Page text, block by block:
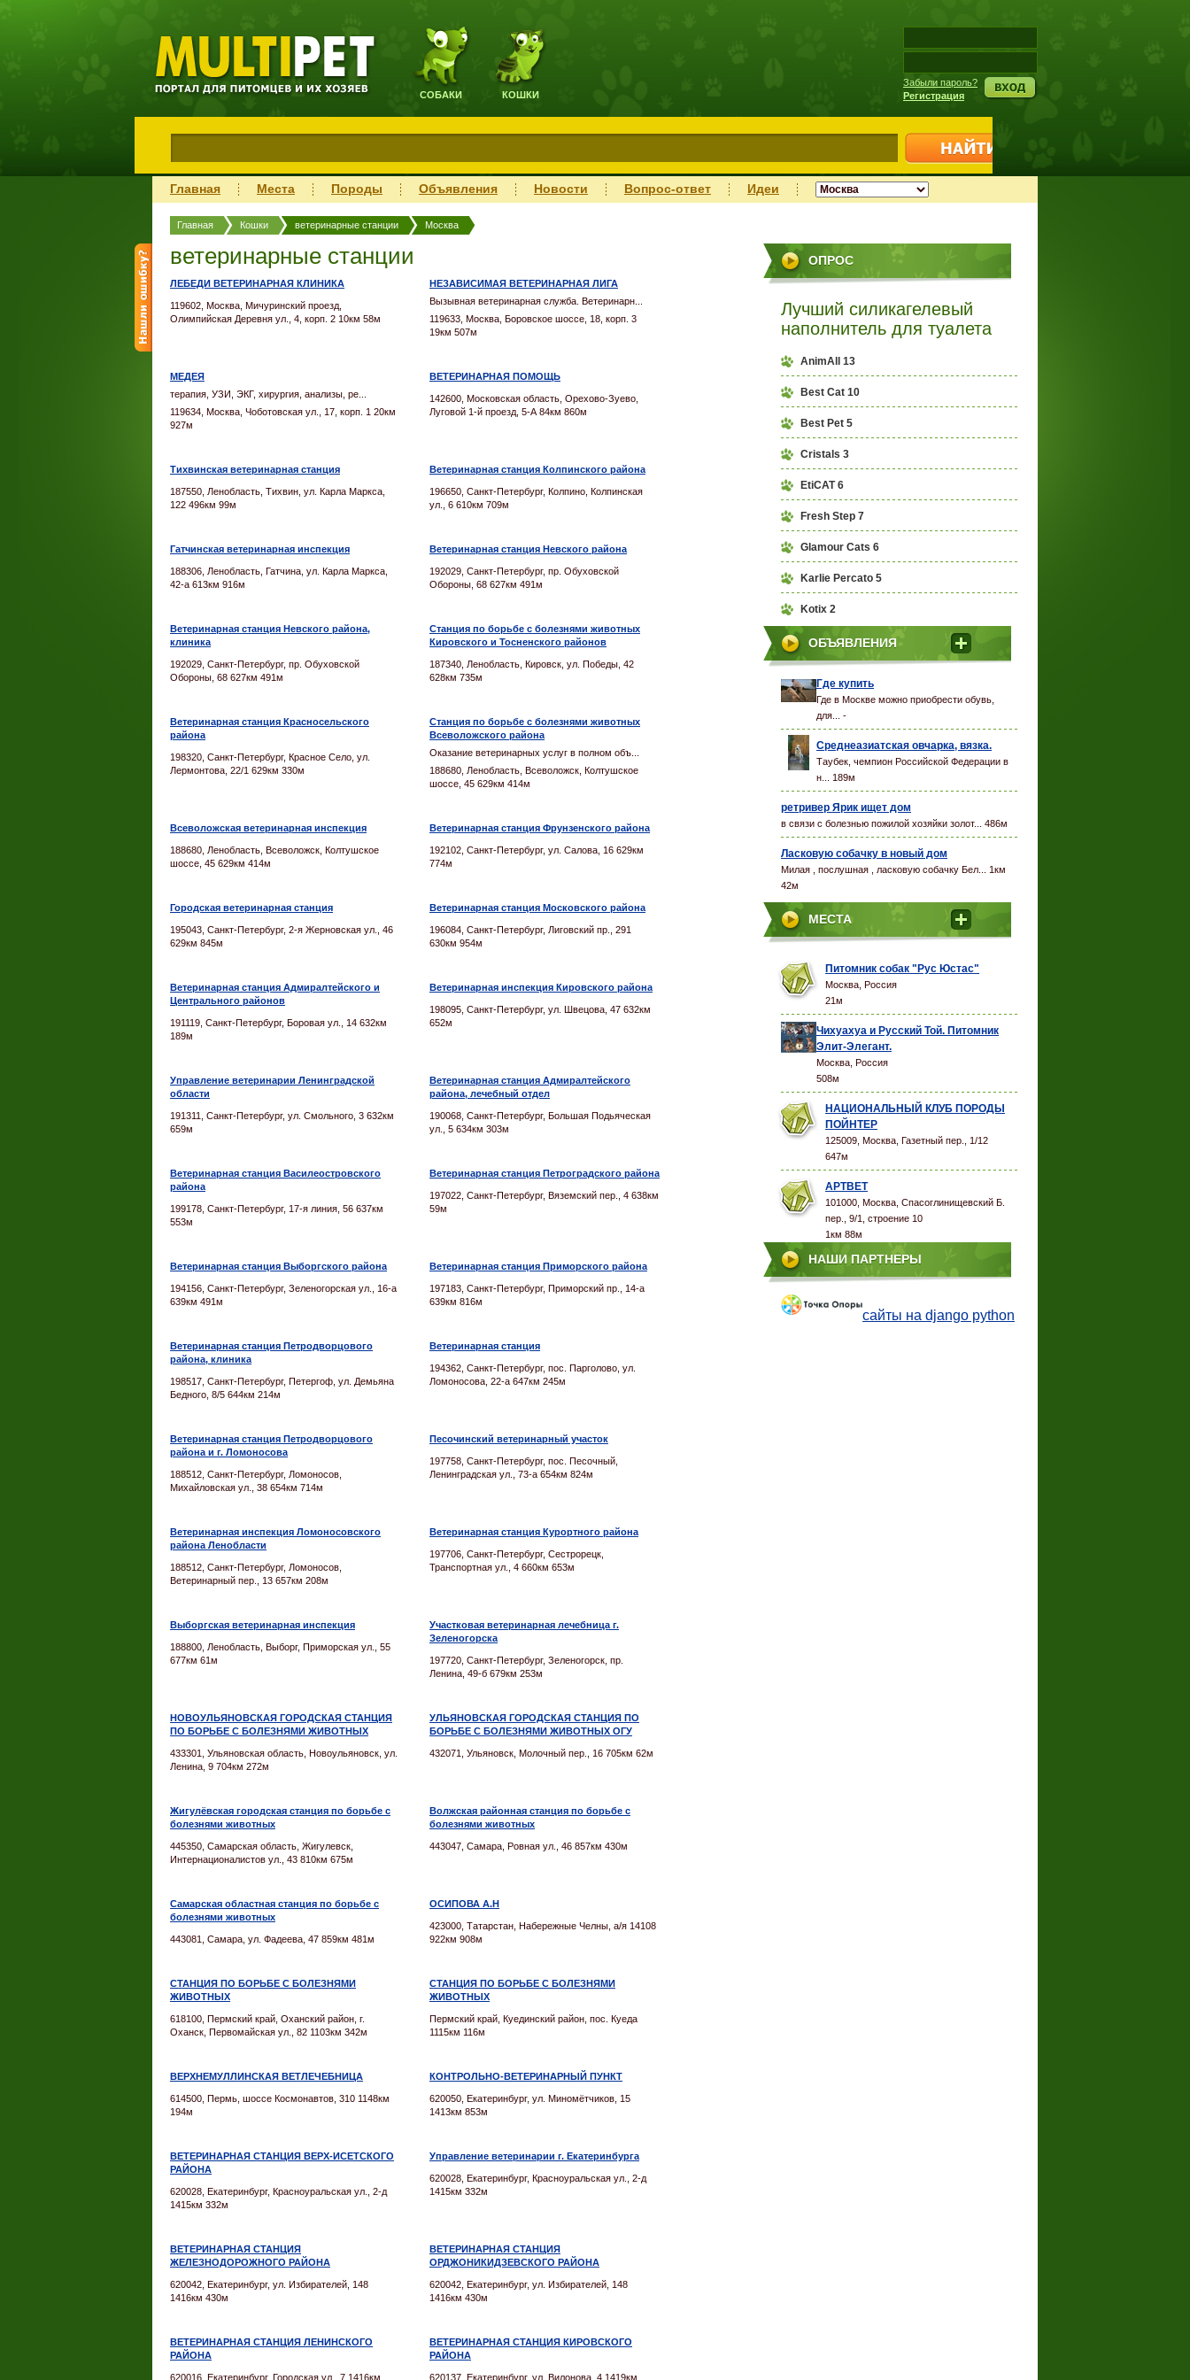
СОБАКИ КОШКИ
Забыли пароль?
Регистрация
Главная Места Породы Объявления Новости Вопрос-ответ Идеи
Главная Кошки ветеринарные станции Москва
ветеринарные станции
ЛЕБЕДИ ВЕТЕРИНАРНАЯ КЛИНИКА
119602, Москва, Мичуринский проезд,
Олимпийская Деревня ул., 4, корп. 2 10км 58м
НЕЗАВИСИМАЯ ВЕТЕРИНАРНАЯ ЛИГА
Вызывная ветеринарная служба. Ветеринарн...
119633, Москва, Боровское шоссе, 18, корп. 3
19км 507м
МЕДЕЯ
терапия, УЗИ, ЭКГ, хирургия, анализы, ре...
119634, Москва, Чоботовская ул., 17, корп. 1 20км
927м
ВЕТЕРИНАРНАЯ ПОМОЩЬ
142600, Московская область, Орехово-Зуево,
Луговой 1-й проезд, 5-А 84км 860м
Тихвинская ветеринарная станция
187550, Ленобласть, Тихвин, ул. Карла Маркса,
122 496км 99м
Ветеринарная станция Колпинского района
196650, Санкт-Петербург, Колпино, Колпинская
ул., 6 610км 709м
Гатчинская ветеринарная инспекция
188306, Ленобласть, Гатчина, ул. Карла Маркса,
42-а 613км 916м
Ветеринарная станция Невского района
192029, Санкт-Петербург, пр. Обуховской
Обороны, 68 627км 491м
Ветеринарная станция Невского района,
клиника
192029, Санкт-Петербург, пр. Обуховской
Обороны, 68 627км 491м
Станция по борьбе с болезнями животных
Кировского и Тосненского районов
187340, Ленобласть, Кировск, ул. Победы, 42
628км 735м
Ветеринарная станция Красносельского
района
198320, Санкт-Петербург, Красное Село, ул.
Лермонтова, 22/1 629км 330м
Станция по борьбе с болезнями животных
Всеволожского района
Оказание ветеринарных услуг в полном объ...
188680, Ленобласть, Всеволожск, Колтушское
шоссе, 45 629км 414м
Всеволожская ветеринарная инспекция
188680, Ленобласть, Всеволожск, Колтушское
шоссе, 45 629км 414м
Ветеринарная станция Фрунзенского района
192102, Санкт-Петербург, ул. Салова, 16 629км
774м
Городская ветеринарная станция
195043, Санкт-Петербург, 2-я Жерновская ул., 46
629км 845м
Ветеринарная станция Московского района
196084, Санкт-Петербург, Лиговский пр., 291
630км 954м
Ветеринарная станция Адмиралтейского и
Центрального районов
191119, Санкт-Петербург, Боровая ул., 14 632км
189м
Ветеринарная инспекция Кировского района
198095, Санкт-Петербург, ул. Швецова, 47 632км
652м
Управление ветеринарии Ленинградской
области
191311, Санкт-Петербург, ул. Смольного, 3 632км
659м
Ветеринарная станция Адмиралтейского
района, лечебный отдел
190068, Санкт-Петербург, Большая Подьяческая
ул., 5 634км 303м
Ветеринарная станция Василеостровского
района
199178, Санкт-Петербург, 17-я линия, 56 637км
553м
Ветеринарная станция Петроградского района
197022, Санкт-Петербург, Вяземский пер., 4 638км
59м
Ветеринарная станция Выборгского района
194156, Санкт-Петербург, Зеленогорская ул., 16-а
639км 491м
Ветеринарная станция Приморского района
197183, Санкт-Петербург, Приморский пр., 14-а
639км 816м
Ветеринарная станция Петродворцового
района, клиника
198517, Санкт-Петербург, Петергоф, ул. Демьяна
Бедного, 8/5 644км 214м
Ветеринарная станция
194362, Санкт-Петербург, пос. Парголово, ул.
Ломоносова, 22-а 647км 245м
Ветеринарная станция Петродворцового
района и г. Ломоносова
188512, Санкт-Петербург, Ломоносов,
Михайловская ул., 38 654км 714м
Песочинский ветеринарный участок
197758, Санкт-Петербург, пос. Песочный,
Ленинградская ул., 73-а 654км 824м
Ветеринарная инспекция Ломоносовского
района Ленобласти
188512, Санкт-Петербург, Ломоносов,
Ветеринарный пер., 13 657км 208м
Ветеринарная станция Курортного района
197706, Санкт-Петербург, Сестрорецк,
Транспортная ул., 4 660км 653м
Выборгская ветеринарная инспекция
188800, Ленобласть, Выборг, Приморская ул., 55
677км 61м
Участковая ветеринарная лечебница г.
Зеленогорска
197720, Санкт-Петербург, Зеленогорск, пр.
Ленина, 49-б 679км 253м
НОВОУЛЬЯНОВСКАЯ ГОРОДСКАЯ СТАНЦИЯ
ПО БОРЬБЕ С БОЛЕЗНЯМИ ЖИВОТНЫХ
433301, Ульяновская область, Новоульяновск, ул.
Ленина, 9 704км 272м
УЛЬЯНОВСКАЯ ГОРОДСКАЯ СТАНЦИЯ ПО
БОРЬБЕ С БОЛЕЗНЯМИ ЖИВОТНЫХ ОГУ
432071, Ульяновск, Молочный пер., 16 705км 62м
Жигулёвская городская станция по борьбе с
болезнями животных
445350, Самарская область, Жигулевск,
Интернационалистов ул., 43 810км 675м
Волжская районная станция по борьбе с
болезнями животных
443047, Самара, Ровная ул., 46 857км 430м
Самарская областная станция по борьбе с
болезнями животных
443081, Самара, ул. Фадеева, 47 859км 481м
ОСИПОВА А.Н
423000, Татарстан, Набережные Челны, а/я 14108
922км 908м
СТАНЦИЯ ПО БОРЬБЕ С БОЛЕЗНЯМИ
ЖИВОТНЫХ
618100, Пермский край, Оханский район, г.
Оханск, Первомайская ул., 82 1103км 342м
СТАНЦИЯ ПО БОРЬБЕ С БОЛЕЗНЯМИ
ЖИВОТНЫХ
Пермский край, Куединский район, пос. Куеда
1115км 116м
ВЕРХНЕМУЛЛИНСКАЯ ВЕТЛЕЧЕБНИЦА
614500, Пермь, шоссе Космонавтов, 310 1148км
194м
КОНТРОЛЬНО-ВЕТЕРИНАРНЫЙ ПУНКТ
620050, Екатеринбург, ул. Миномётчиков, 15
1413км 853м
ВЕТЕРИНАРНАЯ СТАНЦИЯ ВЕРХ-ИСЕТСКОГО
РАЙОНА
620028, Екатеринбург, Красноуральская ул., 2-д
1415км 332м
Управление ветеринарии г. Екатеринбурга
620028, Екатеринбург, Красноуральская ул., 2-д
1415км 332м
ВЕТЕРИНАРНАЯ СТАНЦИЯ
ЖЕЛЕЗНОДОРОЖНОГО РАЙОНА
620042, Екатеринбург, ул. Избирателей, 148
1416км 430м
ВЕТЕРИНАРНАЯ СТАНЦИЯ
ОРДЖОНИКИДЗЕВСКОГО РАЙОНА
620042, Екатеринбург, ул. Избирателей, 148
1416км 430м
ВЕТЕРИНАРНАЯ СТАНЦИЯ ЛЕНИНСКОГО
РАЙОНА
620016, Екатеринбург, Городская ул., 7 1416км
ВЕТЕРИНАРНАЯ СТАНЦИЯ КИРОВСКОГО
РАЙОНА
620137, Екатеринбург, ул. Вилонова, 4 1419км
ОПРОС
Лучший силикагелевый
наполнитель для туалета
AnimAll 13
Best Cat 10
Best Pet 5
Cristals 3
EtiCAT 6
Fresh Step 7
Glamour Cats 6
Karlie Percato 5
Kotix 2
Magic Pearls 1
Silicat 0
Silicat Blend 0
Silicat Smart 0
Trixie 1
Наша Марка 2
ОБЪЯВЛЕНИЯ
Где купить
Где в Москве можно приобрести обувь,
для... -
Среднеазиатская овчарка, вязка.
Таубек, чемпион Российской Федерации в
н... 189м
ретривер Ярик ищет дом
в связи с болезнью пожилой хозяйки золот... 486м
Ласковую собачку в новый дом
Милая , послушная , ласковую собачку Бел... 1км
42м
МЕСТА
Питомник собак "Рус Юстас"
Москва, Россия
21м
Чихуахуа и Русский Той. Питомник
Элит-Элегант.
Москва, Россия
508м
НАЦИОНАЛЬНЫЙ КЛУБ ПОРОДЫ
ПОЙНТЕР
125009, Москва, Газетный пер., 1/12
647м
АРТВЕТ
101000, Москва, Спасоглинищевский Б.
пер., 9/1, строение 10
1км 88м
НАШИ ПАРТНЕРЫ
сайты на django python